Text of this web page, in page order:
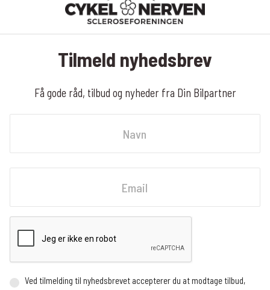
Tilmeld nyhedsbrev
Få gode råd, tilbud og nyheder fra Din Bilpartner
Ved tilmelding til nyhedsbrevet accepterer du at modtage tilbud,